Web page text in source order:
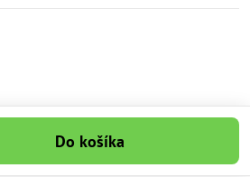
Do košíka